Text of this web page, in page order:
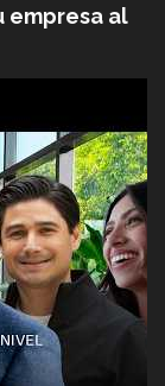
empresa al